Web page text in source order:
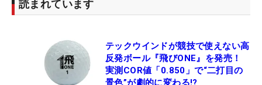
読まれています
テックウインドが競技で使えない高
反発ボール『飛びONE』を発売！
実測COR値「0.850」で“二打目の
景色”が劇的に変わる!?